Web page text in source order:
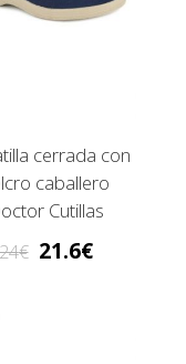
cerrada con
caballero
Cutillas
21.6